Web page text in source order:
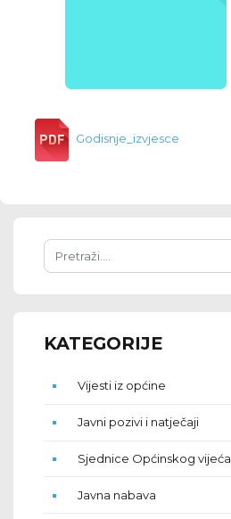
Godisnje_izvjesce
KATEGORIJE
Vijesti iz općine
Javni pozivi i natječaji
Sjednice Općinskog vijeća
Javna nabava